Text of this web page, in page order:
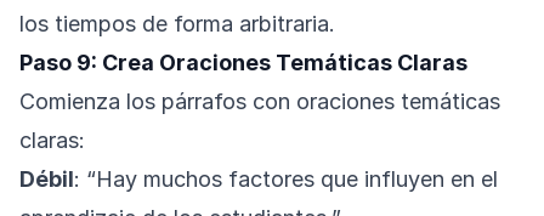
los tiempos de forma arbitraria.
Paso 9: Crea Oraciones Temáticas Claras
Comienza los párrafos con oraciones temáticas
claras:
Débil: “Hay muchos factores que influyen en el